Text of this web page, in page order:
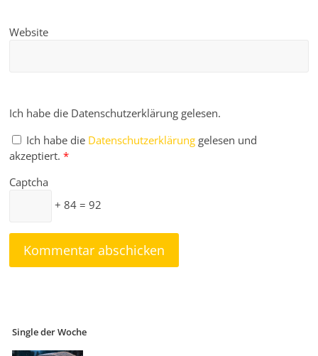
Website
Ich habe die Datenschutzerklärung gelesen.
Ich habe die Datenschutzerklärung gelesen und
akzeptiert. *
Captcha
+ 84 = 92
Single der Woche